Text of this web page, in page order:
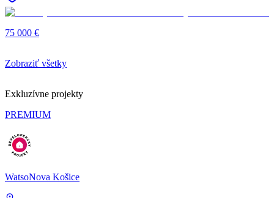
75 000 €
Zobraziť všetky
Exkluzívne projekty
PREMIUM
WatsoNova Košice